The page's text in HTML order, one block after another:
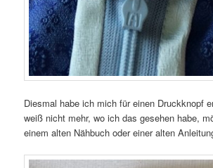
Diesmal habe ich mich für einen Druckknopf
weiß nicht mehr, wo ich das gesehen habe,
einem alten Nähbuch oder einer alten